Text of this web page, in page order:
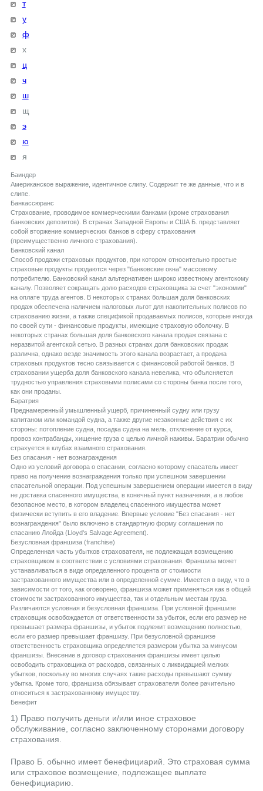
т
у
ф
х
ц
ч
ш
щ
э
ю
я
Баиндер
Американское выражение, идентичное слипу. Содержит те же данные, что и в
слипе.
Банкассюранс
Страхование, проводимое коммерческими банками (кроме страхования
банковских депозитов). В странах Западной Европы и США Б. представляет
собой вторжение коммерческих банков в сферу страхования
(преимущественно личного страхования).
Банковский канал
Способ продажи страховых продуктов, при котором относительно простые
страховые продукты продаются через "банковские окна" массовому
потребителю. Банковский канал альтернативен широко известному агентскому
каналу. Позволяет сокращать долю расходов страховщика за счет "экономии"
на оплате труда агентов. В некоторых странах большая доля банковских
продаж обеспечена наличием налоговых льгот для накопительных полисов по
страхованию жизни, а также спецификой продаваемых полисов, которые иногда
по своей сути - финансовые продукты, имеющие страховую оболочку. В
некоторых странах большая доля банковского канала продаж связана с
неразвитой агентской сетью. В разных странах доля банковских продаж
различна, однако везде значимость этого канала возрастает, а продажа
страховых продуктов тесно связывается с финансовой работой банков. В
страховании ущерба доля банковского канала невелика, что объясняется
трудностью управления страховыми полисами со стороны банка после того,
как они проданы.
Баратрия
Преднамеренный умышленный ущерб, причиненный судну или грузу
капитаном или командой судна, а также другие незаконные действия с их
стороны: потопление судна, посадка судна на мель, отклонение от курса,
провоз контрабанды, хищение груза с целью личной наживы. Баратрии обычно
страхуется в клубах взаимного страхования.
Без спасания - нет вознаграждения
Одно из условий договора о спасании, согласно которому спасатель имеет
право на получение вознаграждения только при успешном завершении
спасательной операции. Под успешным завершением операции имеется в виду
не доставка спасенного имущества, в конечный пункт назначения, а в любое
безопасное место, в котором владелец спасенного имущества может
физически вступить в его владение. Впервые условие "Без спасания - нет
вознаграждения" было включено в стандартную форму соглашения по
спасанию Ллойда (Lloyd's Salvage Agreement).
Безусловная франшиза (franchise)
Определенная часть убытков страхователя, не подлежащая возмещению
страховщиком в соответствии с условиями страхования. Франшиза может
устанавливаться в виде определенного процента от стоимости
застрахованного имущества или в определенной сумме. Имеется в виду, что в
зависимости от того, как оговорено, франшиза может применяться как в общей
стоимости застрахованного имущества, так и отдельным местам груза.
Различаются условная и безусловная франшиза. При условной франшизе
страховщик освобождается от ответственности за убыток, если его размер не
превышает размера франшизы, и убыток подлежит возмещению полностью,
если его размер превышает франшизу. При безусловной франшизе
ответственность страховщика определяется размером убытка за минусом
франшизы. Внесение в договор страхования франшизы имеет целью
освободить страховщика от расходов, связанных с ликвидацией мелких
убытков, поскольку во многих случаях такие расходы превышают сумму
убытка. Кроме того, франшиза обязывает страхователя более рачительно
относиться к застрахованному имуществу.
Бенефит
1) Право получить деньги и/или иное страховое
обслуживание, согласно заключенному сторонами договору
страхования.
Право Б. обычно имеет бенефициарий. Это страховая сумма
или страховое возмещение, подлежащее выплате
бенефициарию.